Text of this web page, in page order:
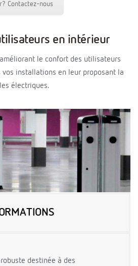
Contactez-nous
en intérieur
le confort des utilisateurs
vos installations en leur proposant la
électriques.
destinée à des